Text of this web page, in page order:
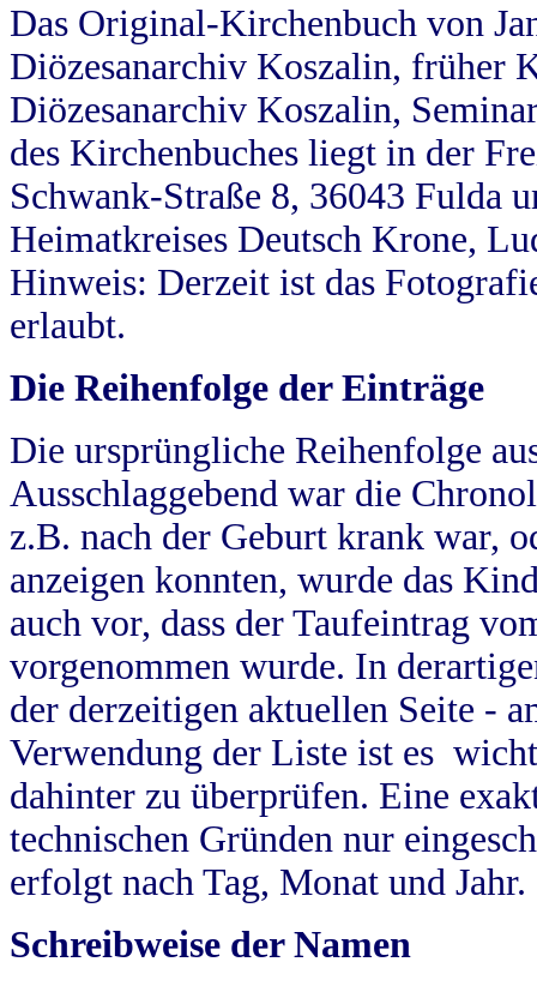
Das Original-Kirchenbuch von
Diözesanarchiv Koszalin, früher
Diözesanarchiv Koszalin,
des Kirchenbuches liegt in der
Schwank-Straße 8, 36043 Fulda
Heimatkreises Deutsch Krone,
Hinweis: Derzeit ist das
erlaubt.
Die Reihenfolge der Einträge
Die ursprüngliche Reihenfolge
Ausschlaggebend war die
z.B. nach der Geburt krank war,
anzeigen konnten, wurde das
auch vor, dass der Taufeintrag
vorgenommen wurde. In
der derzeitigen aktuellen Seite -
Verwendung der Liste ist es
dahinter zu überprüfen. Eine
technischen Gründen nur
erfolgt nach Tag, Monat und Jahr.
Schreibweise der Namen